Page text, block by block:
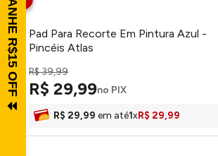
Pad Para Recorte Em Pintura Azul -
Pincéis Atlas
R$39,99
R$ 29,99no PIX
R$ 29,99 em até1xR$ 29,99